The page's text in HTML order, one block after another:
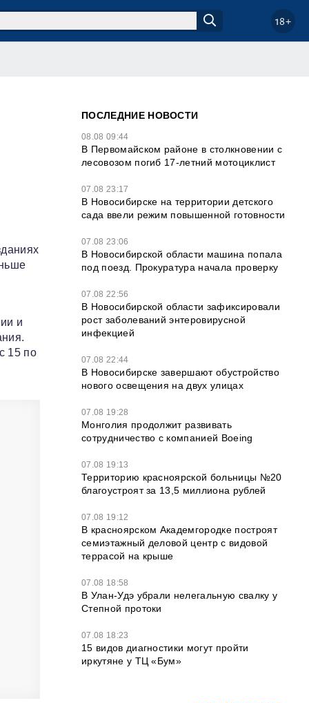
18+
и
15 по
ПОСЛЕДНИЕ НОВОСТИ
08.08 09:44
В Первомайском районе в столкновении с
лесовозом погиб 17-летний мотоциклист
07.08 23:17
В Новосибирске на территории детского
сада ввели режим повышенной готовности
07.08 23:06
В Новосибирской области машина попала
под поезд. Прокуратура начала проверку
07.08 22:56
В Новосибирской области зафиксировали
рост заболеваний энтеровирусной
инфекцией
07.08 22:44
В Новосибирске завершают обустройство
нового освещения на двух улицах
07.08 19:28
Монголия продолжит развивать
сотрудничество с компанией Boeing
07.08 19:13
Территорию красноярской больницы №20
благоустроят за 13,5 миллиона рублей
07.08 19:12
В красноярском Академгородке построят
семиэтажный деловой центр с видовой
террасой на крыше
07.08 18:58
В Улан-Удэ убрали нелегальную свалку у
Степной протоки
07.08 18:23
15 видов диагностики могут пройти
иркутяне у ТЦ «Бум»